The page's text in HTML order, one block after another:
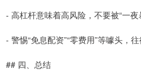
- 高杠杆意味着高风险，不要被“一夜
- 警惕“免息配资”“零费用”等噱头，
## 四、总结